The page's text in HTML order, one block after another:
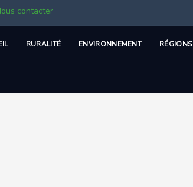
contacter
RURALITÉ ENVIRONNEMENT RÉGIONS